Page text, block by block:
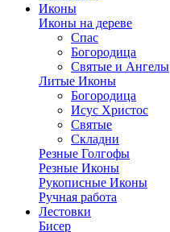
Иконы
Иконы на дереве
Спас
Богородица
Святые и Ангелы
Литые Иконы
Богородица
Исус Христос
Святые
Складни
Резные Голгофы
Резные Иконы
Рукописные Иконы
Ручная работа
Лестовки
Бисер